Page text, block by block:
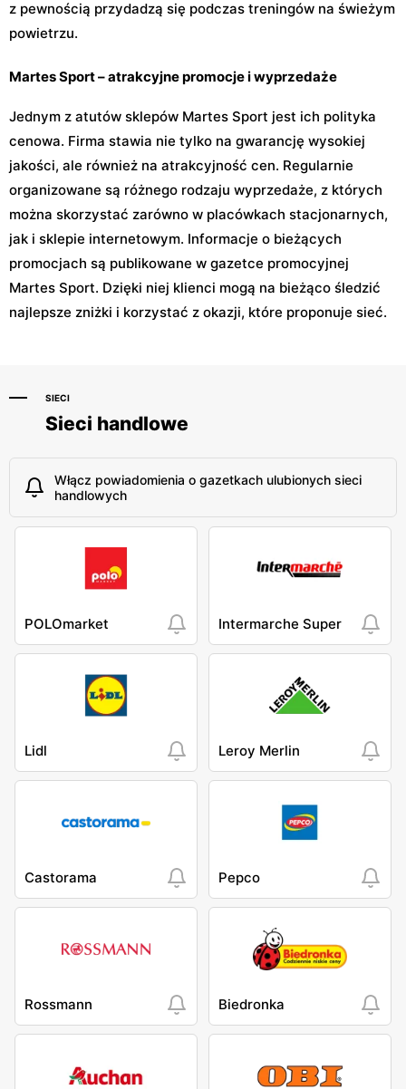
z pewnością przydadzą się podczas treningów na świeżym
powietrzu.
Martes Sport – atrakcyjne promocje i wyprzedaże
Jednym z atutów sklepów Martes Sport jest ich polityka
cenowa. Firma stawia nie tylko na gwarancję wysokiej
jakości, ale również na atrakcyjność cen. Regularnie
organizowane są różnego rodzaju wyprzedaże, z których
można skorzystać zarówno w placówkach stacjonarnych,
jak i sklepie internetowym. Informacje o bieżących
promocjach są publikowane w gazetce promocyjnej
Martes Sport. Dzięki niej klienci mogą na bieżąco śledzić
najlepsze zniżki i korzystać z okazji, które proponuje sieć.
SIECI
Sieci handlowe
Włącz powiadomienia o gazetkach ulubionych sieci
handlowych
POLOmarket Intermarche Super
Lidl Leroy Merlin
Castorama Pepco
Rossmann Biedronka